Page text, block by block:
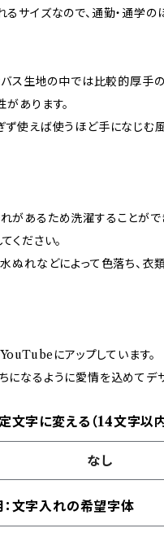
サイズなので、通勤・通学の
ス生地の中では比較的厚手
あります。
ず使えば使うほど手になじむ
があるため洗濯することがで
ください。
ぬれなどによって色落ち、
にアップしています。
なるように愛情を込めてデザ
文字に変える（14文字以内
なし
文字入れの希望字体